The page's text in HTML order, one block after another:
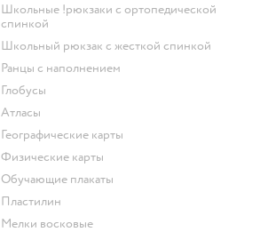
Школьные !рюкзаки с ортопедической
спинкой
Школьный рюкзак с жесткой спинкой
Ранцы с наполнением
Глобусы
Атласы
Географические карты
Физические карты
Обучающие плакаты
Пластилин
Мелки восковые